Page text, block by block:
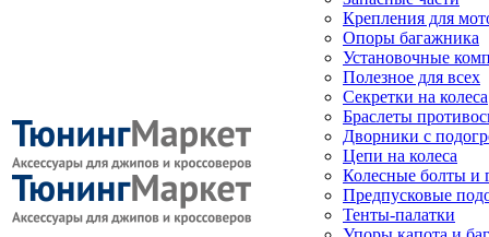
Крепления для
Опоры багажника
Установочные
Полезное для всех
Секретки на колеса
Браслеты
Дворники с
Цепи на колеса
Колесные болты и
Предпусковые
Тенты-палатки